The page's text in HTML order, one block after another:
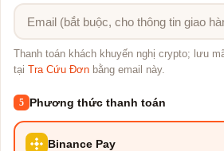
Thanh toán khách khuyến nghị crypto; lưu
tại
Tra Cứu Đơn bằng email này.
5 Phương thức thanh toán
Binance Pay